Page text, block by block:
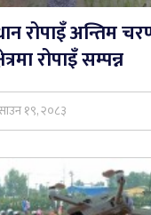
रोपाइँ अन्तिम
रोपाइँ सम्पन्न
१९, २०८३